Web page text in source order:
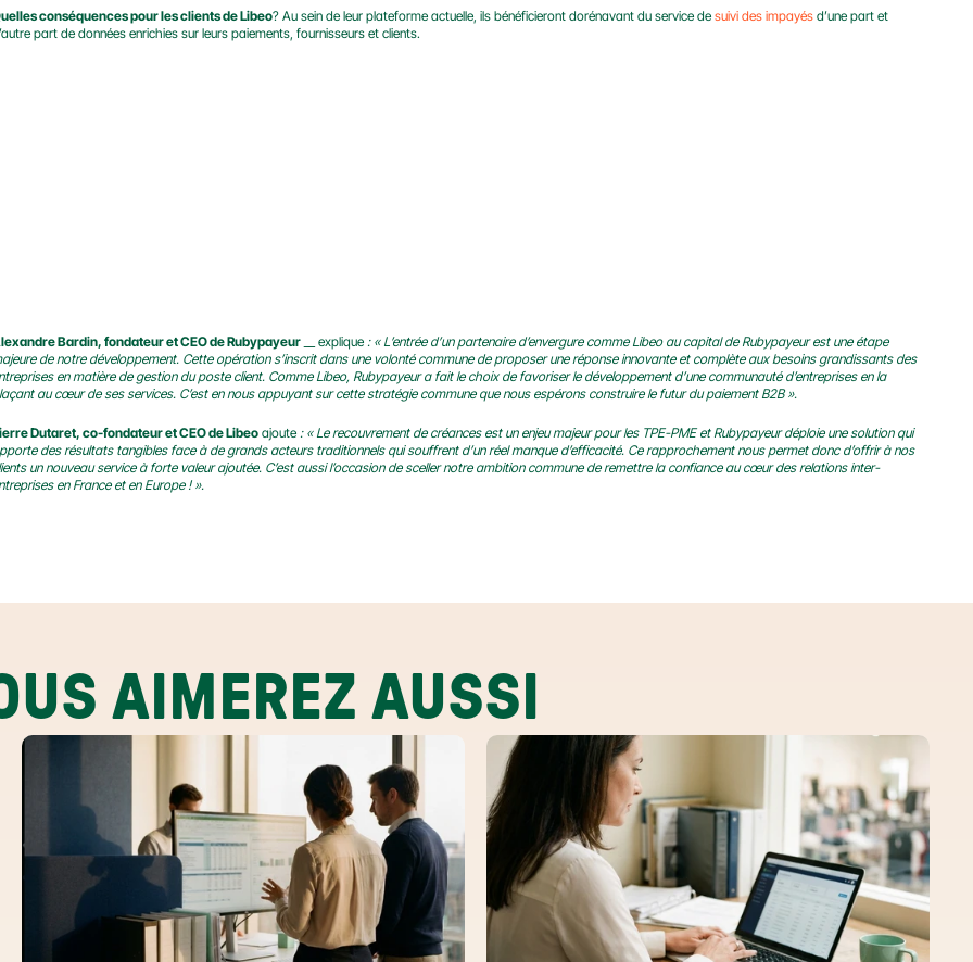
conséquences pour les clients de Libeo? Au sein de leur plateforme actuelle, ils bénéficieront dorénavant du service de suivi des impayés d’une part et
part de données enrichies sur leurs paiements, fournisseurs et clients.
Bardin, fondateur et CEO de Rubypayeur __ explique : « L’entrée d’un partenaire d’envergure comme Libeo au capital de Rubypayeur est une étape
de notre développement. Cette opération s’inscrit dans une volonté commune de proposer une réponse innovante et complète aux besoins grandissants des
en matière de gestion du poste client. Comme Libeo, Rubypayeur a fait le choix de favoriser le développement d’une communauté d’entreprises en la
au cœur de ses services. C’est en nous appuyant sur cette stratégie commune que nous espérons construire le futur du paiement B2B ».
Dutaret, co-fondateur et CEO de Libeo ajoute : « Le recouvrement de créances est un enjeu majeur pour les TPE-PME et Rubypayeur déploie une solution qui
des résultats tangibles face à de grands acteurs traditionnels qui souffrent d’un réel manque d’efficacité. Ce rapprochement nous permet donc d’offrir à nos
un nouveau service à forte valeur ajoutée. C’est aussi l’occasion de sceller notre ambition commune de remettre la confiance au cœur des relations inter-
en France et en Europe ! ».
AIMEREZ AUSSI